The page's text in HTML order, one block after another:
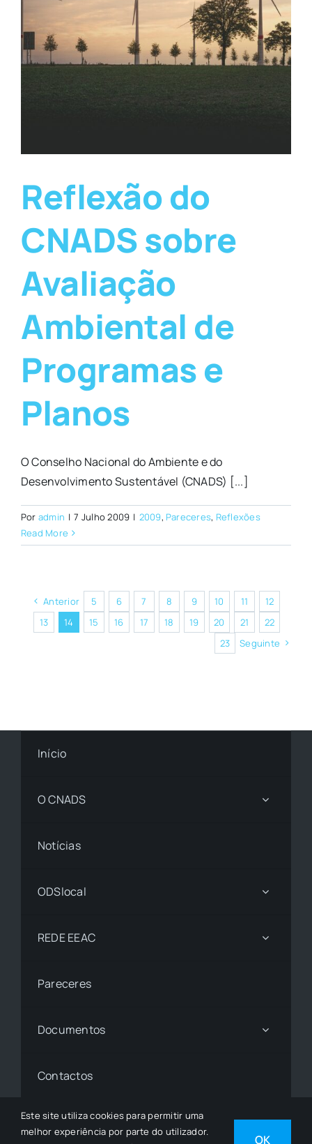
Reflexão do
CNADS sobre
Avaliação
Ambiental de
Programas e
Planos
O Conselho Nacional do Ambiente e do
Desenvolvimento Sustentável (CNADS) [...]
Por admin | 7 Julho 2009 | 2009, Pareceres, Reflexões
Read More
Anterior 5 6 7 8 9 10 11
12
13
14 15 16 17 18 19 20 21
22
23
Seguinte
Início
O CNADS
Notícias
ODSlocal
REDE EEAC
Pareceres
Documentos
Contactos
© 1997 - 2026• © Todos os Direitos Reservados •
Este site utiliza cookies para permitir uma
melhor experiência por parte do utilizador.
OK